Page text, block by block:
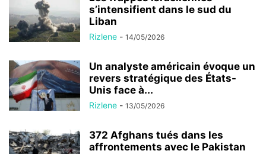
s’intensifient dans le sud du
Liban
Rizlene - 14/05/2026
Un analyste américain évoque un
revers stratégique des États-
Unis face à...
Rizlene - 13/05/2026
372 Afghans tués dans les
affrontements avec le Pakistan